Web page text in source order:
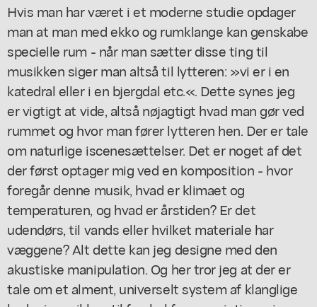
Hvis man har været i et moderne studie opdager
man at man med ekko og rumklange kan genskabe
specielle rum - når man sætter disse ting til
musikken siger man altså til lytteren: »vi er i en
katedral eller i en bjergdal etc.«. Dette synes jeg
er vigtigt at vide, altså nøjagtigt hvad man gør ved
rummet og hvor man fører lytteren hen. Der er tale
om naturlige iscenesættelser. Det er noget af det
der først optager mig ved en komposition - hvor
foregår denne musik, hvad er klimaet og
temperaturen, og hvad er årstiden? Er det
udendørs, til vands eller hvilket materiale har
væggene? Alt dette kan jeg designe med den
akustiske manipulation. Og her tror jeg at der er
tale om et alment, universelt system af klanglige